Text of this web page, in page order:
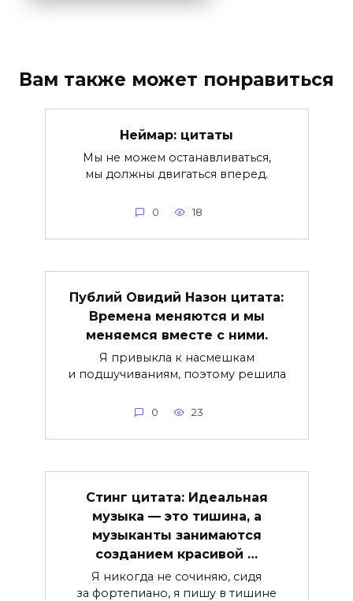
Вам также может понравиться
Неймар: цитаты
Мы не можем останавливаться,
мы должны двигаться вперед.
0 18
Публий Овидий Назон цитата:
Времена меняются и мы
меняемся вместе с ними.
Я привыкла к насмешкам
и подшучиваниям, поэтому решила
0 23
Стинг цитата: Идеальная
музыка — это тишина, а
музыканты занимаются
созданием красивой …
Я никогда не сочиняю, сидя
за фортепиано, я пишу в тишине